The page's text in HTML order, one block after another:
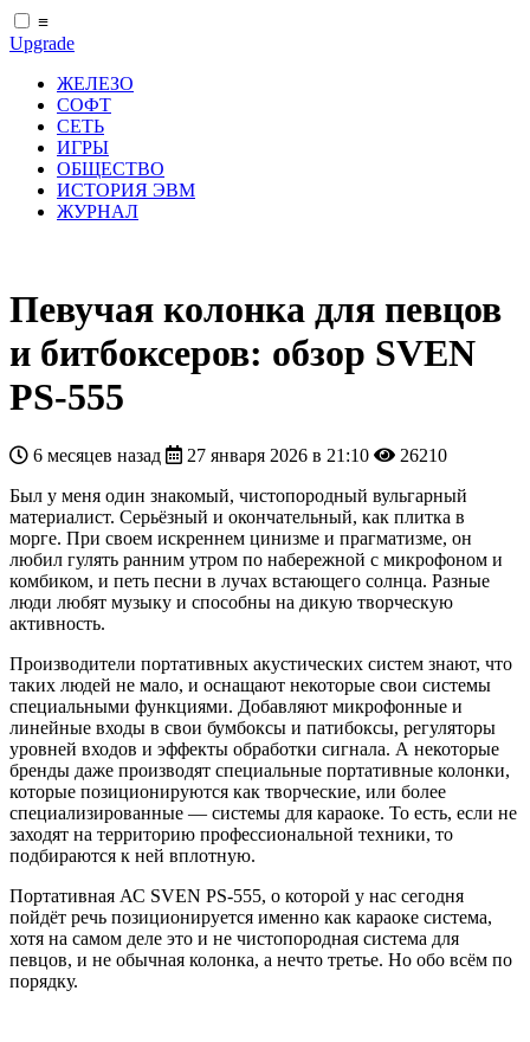
≡
Upgrade
ЖЕЛЕЗО
СОФТ
СЕТЬ
ИГРЫ
ОБЩЕСТВО
ИСТОРИЯ ЭВМ
ЖУРНАЛ
Певучая колонка для певцов
и битбоксеров: обзор SVEN
PS-555
6 месяцев назад 27 января 2026 в 21:10
26210
Был у меня один знакомый, чистопородный вульгарный
материалист. Серьёзный и окончательный, как плитка в
морге. При своем искреннем цинизме и прагматизме, он
любил гулять ранним утром по набережной с микрофоном и
комбиком, и петь песни в лучах встающего солнца. Разные
люди любят музыку и способны на дикую творческую
активность.
Производители портативных акустических систем знают, что
таких людей не мало, и оснащают некоторые свои системы
специальными функциями. Добавляют микрофонные и
линейные входы в свои бумбоксы и патибоксы, регуляторы
уровней входов и эффекты обработки сигнала. А некоторые
бренды даже производят специальные портативные колонки,
которые позиционируются как творческие, или более
специализированные — системы для караоке. То есть, если не
заходят на территорию профессиональной техники, то
подбираются к ней вплотную.
Портативная АС SVEN PS-555, о которой у нас сегодня
пойдёт речь позиционируется именно как караоке система,
хотя на самом деле это и не чистопородная система для
певцов, и не обычная колонка, а нечто третье. Но обо всём по
порядку.